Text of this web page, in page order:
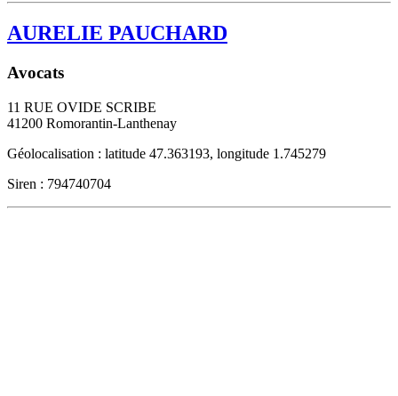
AURELIE PAUCHARD
Avocats
11 RUE OVIDE SCRIBE
41200 Romorantin-Lanthenay
Géolocalisation : latitude 47.363193, longitude 1.745279
Siren : 794740704